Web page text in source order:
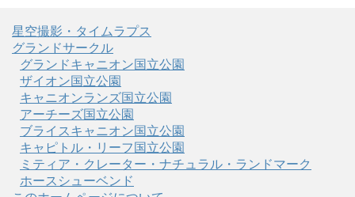
星空撮影・タイムラプス
グランドサークル
グランドキャニオン国立公園
ザイオン国立公園
キャニオンランズ国立公園
アーチーズ国立公園
ブライスキャニオン国立公園
キャピトル・リーフ国立公園
ミティア・クレーター・ナチュラル・ランドマーク
ホースシューベンド